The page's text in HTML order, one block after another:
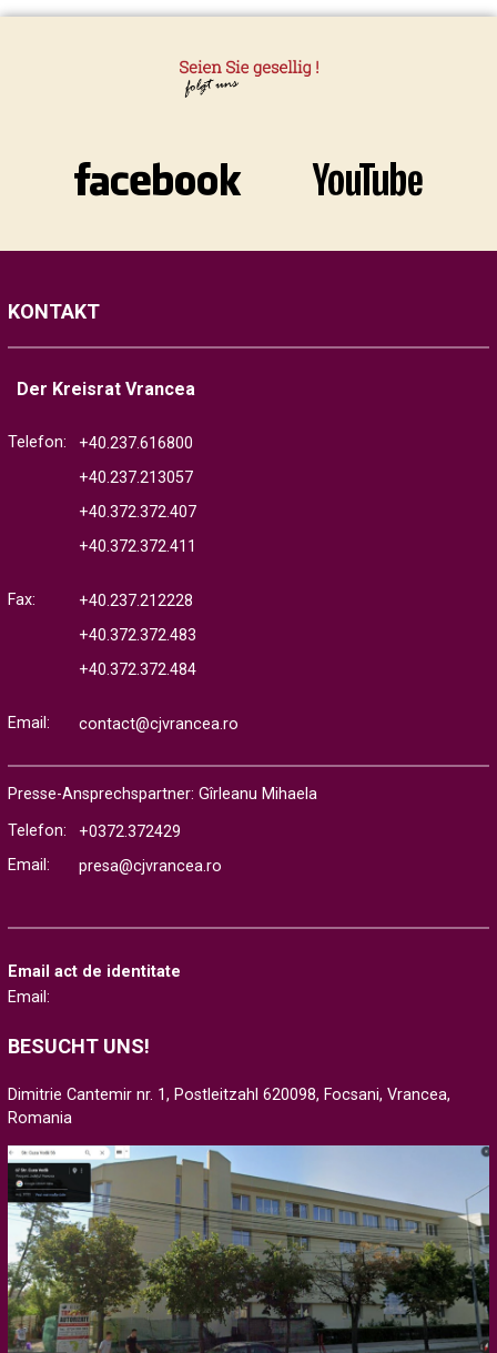
KONTAKT
Der Kreisrat Vrancea
Telefon:
+40.237.616800
+40.237.213057
+40.372.372.407
+40.372.372.411
Fax:
+40.237.212228
+40.372.372.483
+40.372.372.484
Email: contact@cjvrancea.ro
Presse-Ansprechspartner: Gîrleanu Mihaela
Telefon:
+0372.372429
Email:
presa@cjvrancea.ro
Email act de identitate
Email:
BESUCHT UNS!
Dimitrie Cantemir nr. 1, Postleitzahl 620098, Focsani, Vrancea,
Romania